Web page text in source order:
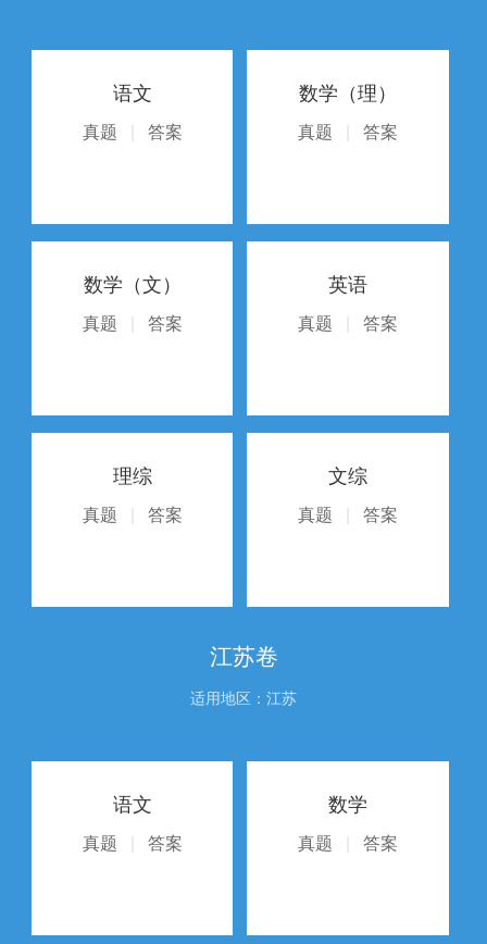
语文
真题 答案
数学（理）
真题 答案
数学（文）
真题 答案
英语
真题 答案
理综
真题 答案
文综
真题 答案
江苏卷
适用地区：江苏
语文
真题 答案
数学
真题 答案